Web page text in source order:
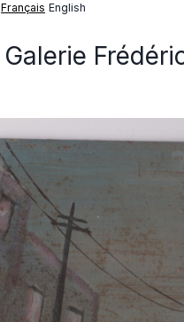
Français English
Galerie